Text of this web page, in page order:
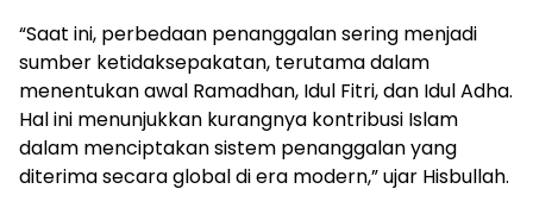
“Saat ini, perbedaan penanggalan sering menjadi
sumber ketidaksepakatan, terutama dalam
menentukan awal Ramadhan, Idul Fitri, dan Idul Adha.
Hal ini menunjukkan kurangnya kontribusi Islam
dalam menciptakan sistem penanggalan yang
diterima secara global di era modern,” ujar Hisbullah.